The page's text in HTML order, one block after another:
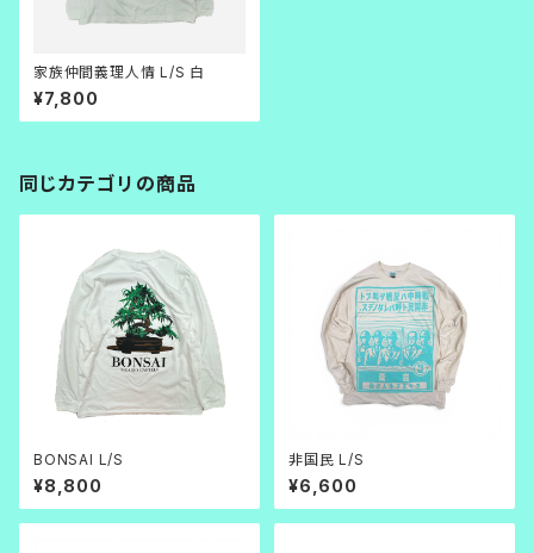
家族仲間義理人情 L/S 白
¥7,800
同じカテゴリの商品
BONSAI L/S
¥8,800
非国民 L/S
¥6,600